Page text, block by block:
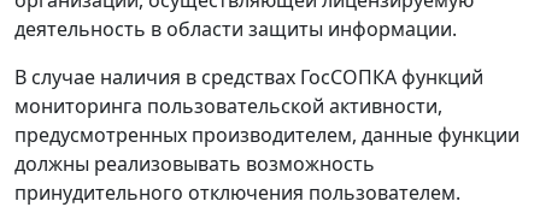
деятельность в области защиты информации.
В случае наличия в средствах ГосСОПКА функций
мониторинга пользовательской активности,
предусмотренных производителем, данные функции
должны реализовывать возможность
принудительного отключения пользователем.